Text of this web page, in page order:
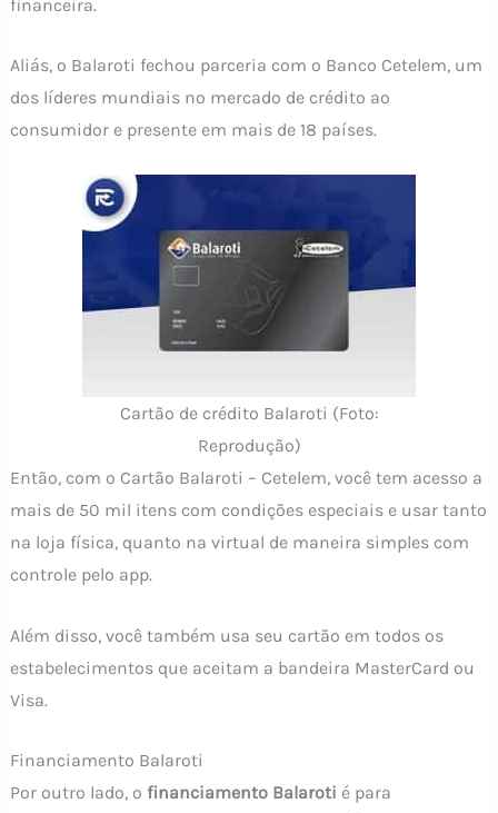
financeira.
Aliás, o Balaroti fechou parceria com o Banco Cetelem, um
dos líderes mundiais no mercado de crédito ao
consumidor e presente em mais de 18 países.
Cartão de crédito Balaroti (Foto:
Reprodução)
Então, com o Cartão Balaroti – Cetelem, você tem acesso a
mais de 50 mil itens com condições especiais e usar tanto
na loja física, quanto na virtual de maneira simples com
controle pelo app.
Além disso, você também usa seu cartão em todos os
estabelecimentos que aceitam a bandeira MasterCard ou
Visa.
Financiamento Balaroti
Por outro lado, o financiamento Balaroti é para